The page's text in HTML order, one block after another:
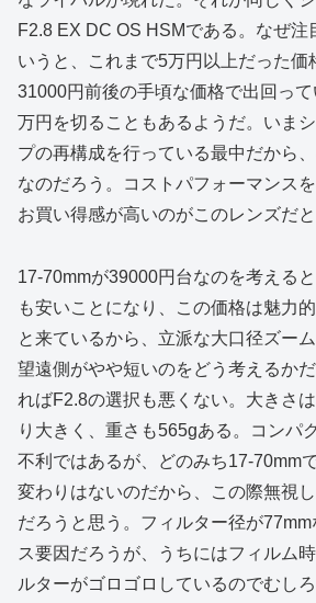
F2.8 EX DC OS HSMである。なぜ注
いうと、これまで5万円以上だった価
31000円前後の手頃な価格で出回っ
万円を切ることもあるようだ。いま
プの再構成を行っている最中だから
なのだろう。コストパフォーマンス
お買い得感が高いのがこのレンズだと
17-70mmが39000円台なのを考える
も安いことになり、この価格は魅力
と来ているから、立派な大口径ズー
望遠側がやや短いのをどう考えるか
ればF2.8の選択も悪くない。大きさ
り大きく、重さも565gある。コンパ
不利ではあるが、どのみち17-70mm
変わりはないのだから、この際無視
だろうと思う。フィルター径が
ス要因だろうが、うちにはフィルム
ルターがゴロゴロしているのでむし